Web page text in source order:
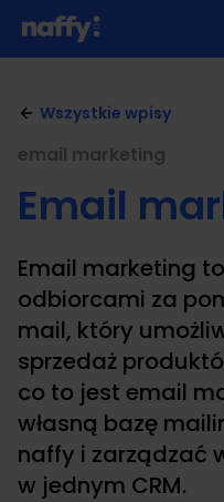
Wszystkie wpisy
email marketing
Email
Email marketing
odbiorcami za
mail, który
sprzedaż
co to jest email
własną bazę
naffy i zarządzać
w jednym CRM.